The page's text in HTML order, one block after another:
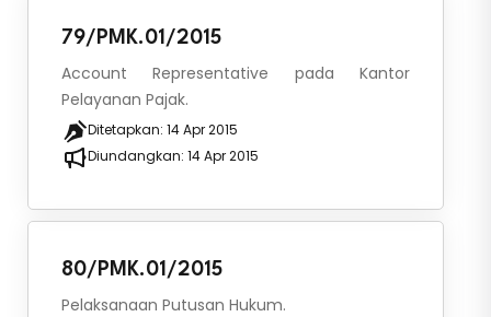
79/PMK.01/2015
Account Representative pada Kantor
Pelayanan Pajak.
Ditetapkan: 14 Apr 2015
Diundangkan: 14 Apr 2015
80/PMK.01/2015
Pelaksanaan Putusan Hukum.